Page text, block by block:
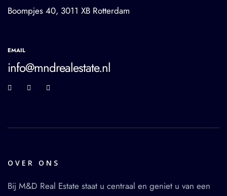
Boompjes 40, 3011 XB Rotterdam
EMAIL
info@mndrealestate.nl
OVER ONS
Bij M&D Real Estate staat u centraal en geniet u van een